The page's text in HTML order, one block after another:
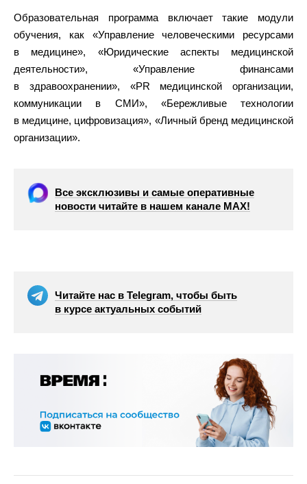
Образовательная программа включает такие модули
обучения, как «Управление человеческими ресурсами
в медицине», «Юридические аспекты медицинской
деятельности», «Управление финансами
в здравоохранении», «PR медицинской организации,
коммуникации в СМИ», «Бережливые технологии
в медицине, цифровизация», «Личный бренд медицинской
организации».
Все эксклюзивы и самые оперативные
новости читайте в нашем канале МАХ!
Читайте нас в Telegram, чтобы быть
в курсе актуальных событий